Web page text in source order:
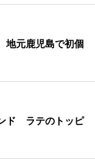
地元鹿児島で初個
ド ラテのトッピ